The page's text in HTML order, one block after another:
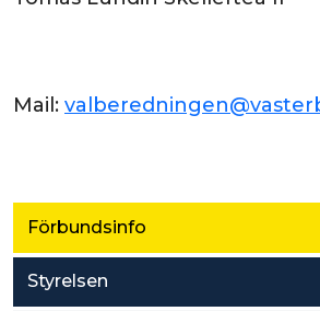
Förbundsinfo
Styrelsen
Mail: